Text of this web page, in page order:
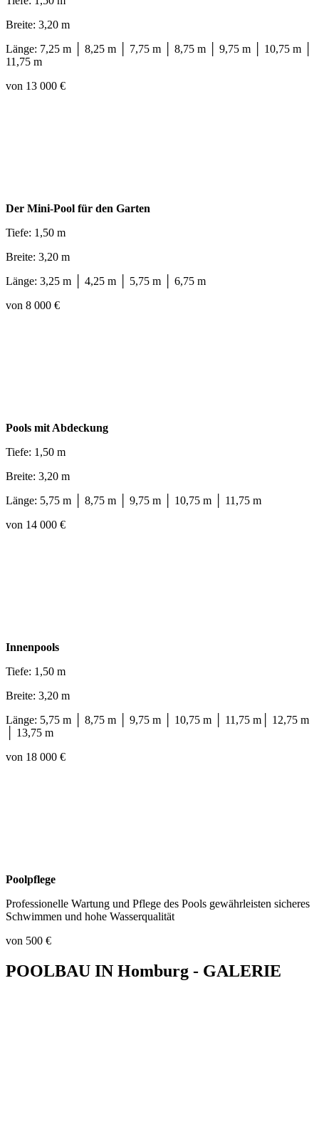
Breite: 3,20 m
Länge: 7,25 m │ 8,25 m │ 7,75 m │ 8,75 m │ 9,75 m │ 10,75 m │
11,75 m
von 13 000 €
Der Mini-Pool für den Garten
Tiefe: 1,50 m
Breite: 3,20 m
Länge: 3,25 m │ 4,25 m │ 5,75 m │ 6,75 m
von 8 000 €
Pools mit Abdeckung
Tiefe: 1,50 m
Breite: 3,20 m
Länge: 5,75 m │ 8,75 m │ 9,75 m │ 10,75 m │ 11,75 m
von 14 000 €
Innenpools
Tiefe: 1,50 m
Breite: 3,20 m
Länge: 5,75 m │ 8,75 m │ 9,75 m │ 10,75 m │ 11,75 m│ 12,75 m
│ 13,75 m
von 18 000 €
Poolpflege
Professionelle Wartung und Pflege des Pools gewährleisten sicheres
Schwimmen und hohe Wasserqualität
von 500 €
POOLBAU IN Homburg - GALERIE